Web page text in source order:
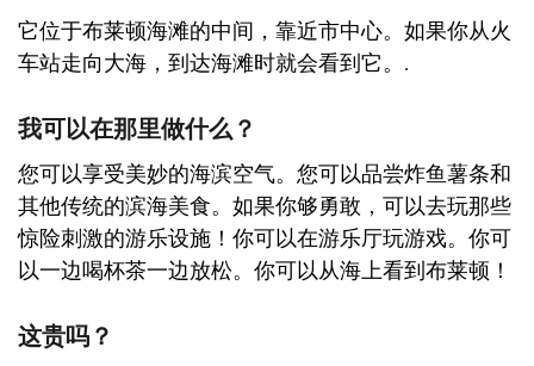
它位于布莱顿海滩的中间，靠近市中心。如果你从火
车站走向大海，到达海滩时就会看到它。.
我可以在那里做什么？
您可以享受美妙的海滨空气。您可以品尝炸鱼薯条和
其他传统的滨海美食。如果你够勇敢，可以去玩那些
惊险刺激的游乐设施！你可以在游乐厅玩游戏。你可
以一边喝杯茶一边放松。你可以从海上看到布莱顿！
这贵吗？